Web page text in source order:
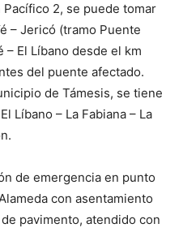
2, se puede tomar
– Jericó (tramo Puente
– El Líbano desde el km
del puente afectado.
de Támesis, se tiene
Líbano – La Fabiana – La
de emergencia en punto
con asentamiento
pavimento, atendido con